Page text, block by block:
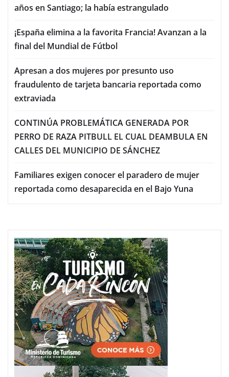
años en Santiago; la había estrangulado
¡España elimina a la favorita Francia! Avanzan a la
final del Mundial de Fútbol
Apresan a dos mujeres por presunto uso
fraudulento de tarjeta bancaria reportada como
extraviada
CONTINÚA PROBLEMÁTICA GENERADA POR
PERRO DE RAZA PITBULL EL CUAL DEAMBULA EN
CALLES DEL MUNICIPIO DE SÁNCHEZ
Familiares exigen conocer el paradero de mujer
reportada como desaparecida en el Bajo Yuna